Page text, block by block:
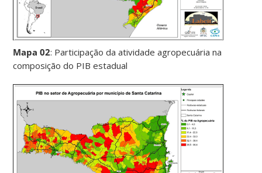
Mapa 02: Participação da atividade agropecuária na
composição do PIB estadual